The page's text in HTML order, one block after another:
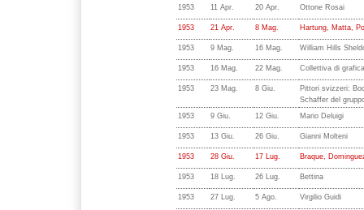
1953 11 Apr. 20 Apr. Ottone Rosai
1953 21 Apr. 8 Mag. Hartung, Matta,
1953 9 Mag. 16 Mag. William Hills
1953 16 Mag. 22 Mag. Collettiva di grafica
1953 23 Mag. 8 Giu.
Pittori svizzeri:
Schaffer del
1953
9 Giu. 12 Giu. Mario Deluigi
1953 13 Giu. 26 Giu. Gianni Molteni
1953 28 Giu. 17 Lug. Braque,
1953 18 Lug. 26 Lug. Bettina
1953 27 Lug. 5 Ago. Virgilio Guidi